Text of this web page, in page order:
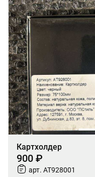
Картхолдер
900 ₽
арт. AT928001